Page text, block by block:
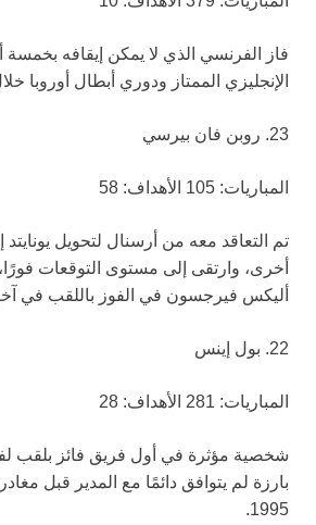
فاز الفرنسي الذي لا يمكن إيقافه
الإنجليزي الممتاز ودوري أبطال أوروبا
23. روبن فان بيرسي
المباريات: 105 الأهداف: 58
تم التعاقد معه من أرسنال لتحويل
أخرى، وارتقى إلى مستوى التوقعات
أليكس فيرجسون في الفوز باللقب في
22. بول إينس
المباريات: 281 الأهداف: 28
شخصية مؤثرة في أول فريق فائز بلقب
بارزة لم يتوافق دائمًا مع المدير قبل
1995.